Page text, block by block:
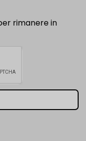
rimanere in